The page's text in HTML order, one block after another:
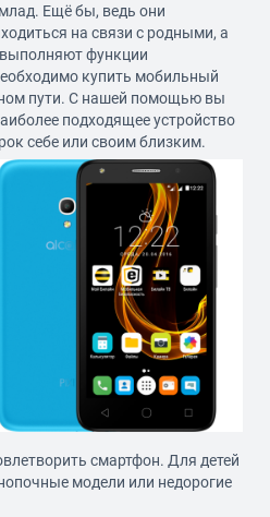
Ещё бы, ведь они
на связи с родными, а
функции
купить мобильный
пути. С нашей помощью вы
подходящее устройство
себе или своим близким.
смартфон. Для детей
модели или недорогие